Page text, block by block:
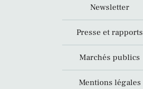
Newsletter
Presse et rapports
Marchés publics
Mentions légales